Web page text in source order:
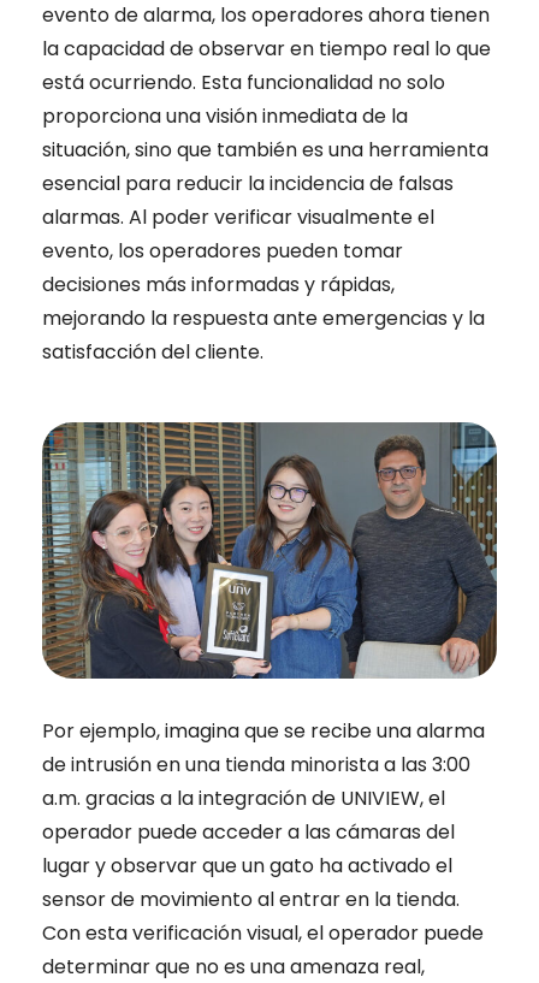
evento de alarma, los operadores ahora tienen
la capacidad de observar en tiempo real lo que
está ocurriendo. Esta funcionalidad no solo
proporciona una visión inmediata de la
situación, sino que también es una herramienta
esencial para reducir la incidencia de falsas
alarmas. Al poder verificar visualmente el
evento, los operadores pueden tomar
decisiones más informadas y rápidas,
mejorando la respuesta ante emergencias y la
satisfacción del cliente.
Por ejemplo, imagina que se recibe una alarma
de intrusión en una tienda minorista a las 3:00
a.m. gracias a la integración de UNIVIEW, el
operador puede acceder a las cámaras del
lugar y observar que un gato ha activado el
sensor de movimiento al entrar en la tienda.
Con esta verificación visual, el operador puede
determinar que no es una amenaza real,